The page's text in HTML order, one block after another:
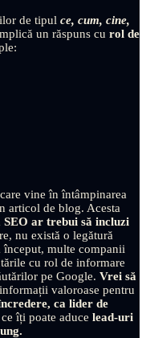
de tipul ce, cum, cine,
un răspuns cu rol de
vine în întâmpinarea
articol de blog. Acesta
ar trebui să incluzi
nu există o legătură
multe companii
cu rol de informare
pe Google. Vrei să
valoroase pentru
ca lider de
îți poate aduce lead-uri